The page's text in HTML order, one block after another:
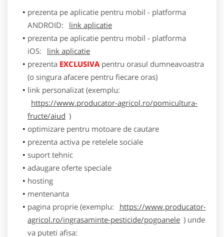
prezenta pe aplicatie pentru mobil - platforma
ANDROID:
link aplicatie
prezenta pe aplicatie pentru mobil - platforma
iOS:
link aplicatie
prezenta EXCLUSIVApentru orasul dumneavoastra
(o singura afacere pentru fiecare oras)
link personalizat (exemplu:
https://www.producator-agricol.ro/pomicultura-
fructe/aiud )
optimizare pentru motoare de cautare
prezenta activa pe retelele sociale
suport tehnic
adaugare oferte speciale
hosting
mentenanta
pagina proprie (exemplu:
https://www.producator-
agricol.ro/ingrasaminte-pesticide/pogoanele ) unde
va puteti afisa: